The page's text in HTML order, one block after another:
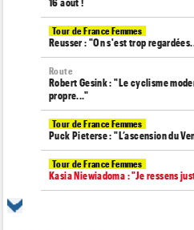
Tour de France Femmes
Reusser : "On s'est trop
Route
Robert Gesink : "Le cyclisme
propre..."
Tour de France Femmes
Puck Pieterse : "L’ascension du
Tour de France Femmes
Kasia Niewiadoma : "Je ressens